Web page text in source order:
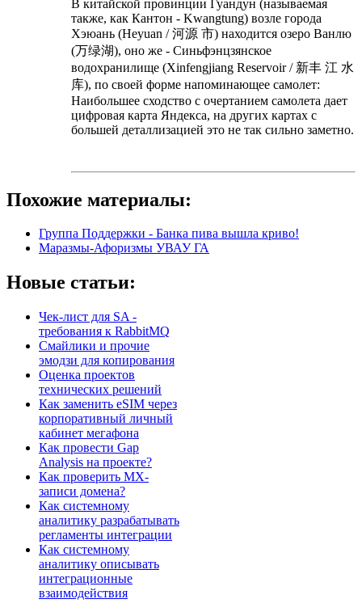
В китайской провинции Гуандун (называемая
также, как Кантон - Kwangtung) возле города
Хэюань (Heyuan / 河源 市) находится озеро Ванлю
(万绿湖), оно же - Синьфэнцзянское
водохранилище (Xinfengjiang Reservoir / 新丰 江 水
库), по своей форме напоминающее самолет:
Наибольшее сходство с очертанием самолета дает
цифровая карта Яндекса, на других картах с
большей деталлизацией это не так сильно заметно.
Похожие материалы:
Группа Поддержки - Банка пива вышла криво!
Маразмы-Афоризмы УВАУ ГА
Новые статьи:
Чек-лист для SA -
требования к RabbitMQ
Смайлики и прочие
эмодзи для копирования
Оценка проектов
технических решений
Как заменить eSIM через
корпоративный личный
кабинет мегафона
Как провести Gap
Analysis на проекте?
Как проверить MX-
записи домена?
Как системному
аналитику разрабатывать
регламенты интеграции
Как системному
аналитику описывать
интеграционные
взаимодействия